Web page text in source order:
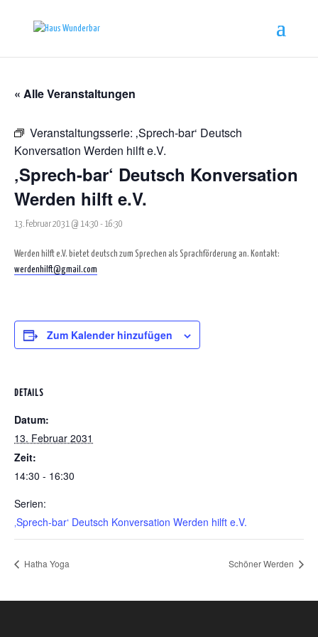
« Alle Veranstaltungen
Veranstaltungsserie: ‚Sprech-bar‘ Deutsch
Konversation Werden hilft e.V.
‚Sprech-bar‘ Deutsch Konversation
Werden hilft e.V.
13. Februar 2031 @ 14:30 - 16:30
Werden hilft e.V. bietet deutsch zum Sprechen als Sprachförderung an. Kontakt:
werdenhilft@gmail.com
Zum Kalender hinzufügen
DETAILS
Datum:
13. Februar 2031
Zeit:
14:30 - 16:30
Serien:
‚Sprech-bar‘ Deutsch Konversation Werden hilft e.V.
Hatha Yoga Schöner Werden